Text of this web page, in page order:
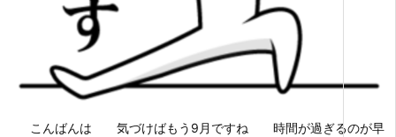
こんばんは 気づけばもう9月ですね 時間が過ぎるのが早